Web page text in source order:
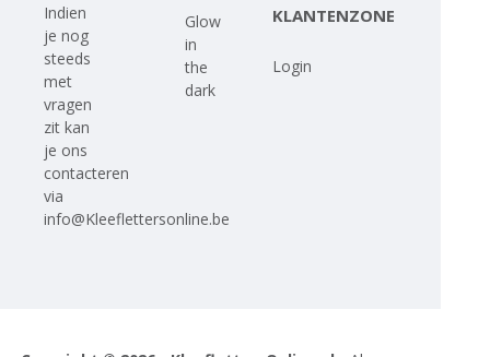
Indien
je nog
steeds
met
vragen
zit kan
je ons
contacteren
via
info@Kleeflettersonline.be
Glow
in
the
dark
KLANTENZONE
Login